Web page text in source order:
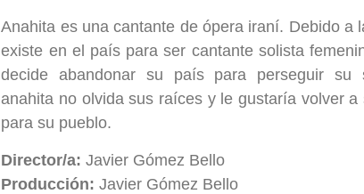
Anahita es una cantante de ópera iraní. Debido a
existe en el país para ser cantante solista
decide abandonar su país para perseguir su
anahita no olvida sus raíces y le gustaría volver a
para su pueblo.
Director/a:Javier Gómez Bello
Producción:Javier Gómez Bello